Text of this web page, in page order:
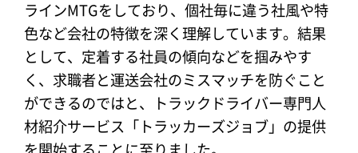
ラインMTGをしており、個社毎に違う社風や特
色など会社の特徴を深く理解しています。結果
として、定着する社員の傾向などを掴みやす
く、求職者と運送会社のミスマッチを防ぐこと
ができるのではと、トラックドライバー専門人
材紹介サービス「トラッカーズジョブ」の提供
を開始することに至りました。